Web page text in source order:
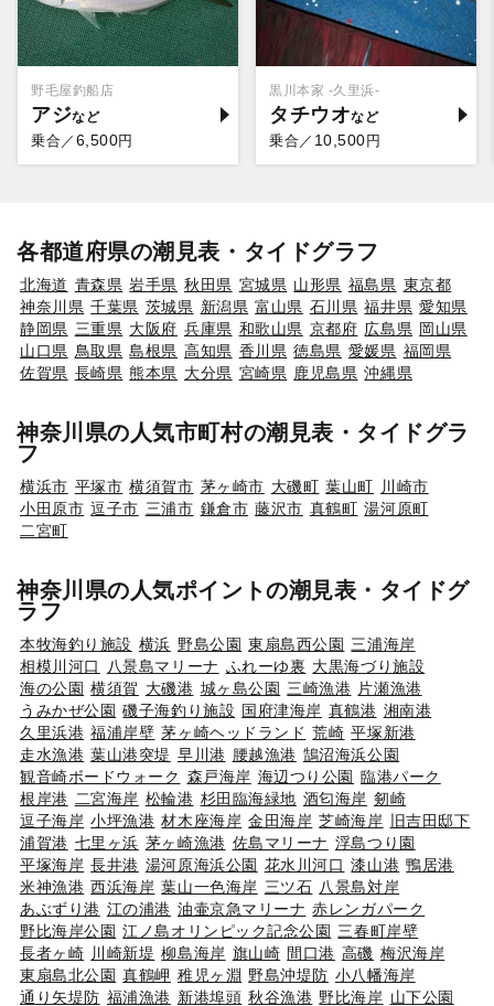
野毛屋釣船店
アジ
乗合／ 6,500円
黒川本家 -久里浜-
タチウオ
乗合／ 10,500円
各都道府県の潮見表・タイドグラフ
北海道 青森県 岩手県 秋田県 宮城県 山形県 福島県 東京都
神奈川県 千葉県 茨城県 新潟県 富山県 石川県 福井県 愛知県
静岡県 三重県 大阪府 兵庫県 和歌山県 京都府 広島県 岡山県
山口県 鳥取県 島根県 高知県 香川県 徳島県 愛媛県 福岡県
佐賀県 長崎県 熊本県 大分県 宮崎県 鹿児島県 沖縄県
神奈川県の人気市町村の潮見表・タイドグラ
フ
横浜市 平塚市 横須賀市 茅ヶ崎市 大磯町 葉山町
川崎市
小田原市 逗子市 三浦市 鎌倉市 藤沢市 真鶴町 湯河原町
二宮町
神奈川県の人気ポイントの潮見表・タイドグ
ラフ
本牧海釣り施設 横浜 野島公園 東扇島西公園 三浦海岸
相模川河口
八景島マリーナ ふれーゆ裏 大黒海づり施設
海の公園 横須賀 大磯港 城ヶ島公園 三崎漁港 片瀬漁港
うみかぜ公園 磯子海釣り施設 国府津海岸 真鶴港 湘南港
久里浜港 福浦岸壁 茅ヶ崎ヘッドランド 荒崎 平塚新港
走水漁港 葉山港突堤 早川港 腰越漁港 鵠沼海浜公園
観音崎ボードウォーク 森戸海岸 海辺つり公園 臨港パーク
根岸港 二宮海岸 松輪港 杉田臨海緑地 酒匂海岸 剱崎
逗子海岸 小坪漁港 材木座海岸 金田海岸 芝崎海岸 旧吉田邸下
浦賀港 七里ヶ浜 茅ヶ崎漁港 佐島マリーナ 浮島つり園
平塚海岸 長井港 湯河原海浜公園 花水川河口 漆山港 鴨居港
米神漁港 西浜海岸 葉山一色海岸 三ツ石 八景島対岸
あぶずり港 江の浦港 油壷京急マリーナ 赤レンガパーク
野比海岸公園 江ノ島オリンピック記念公園 三春町岸壁
長者ヶ崎 川崎新堤 柳島海岸 旗山崎 間口港 高磯 梅沢海岸
東扇島北公園 真鶴岬 稚児ヶ淵 野島沖堤防 小八幡海岸
通り矢堤防 福浦漁港 新港埠頭 秋谷漁港 野比海岸 山下公園